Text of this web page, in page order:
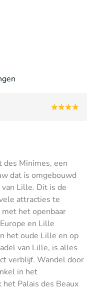
des Minimes, een
dat is omgebouwd
Lille. Dit is de
attracties te
het openbaar
en Lille
het oude Lille en op
van Lille, is alles
verblijf. Wandel door
in het
Palais des Beaux